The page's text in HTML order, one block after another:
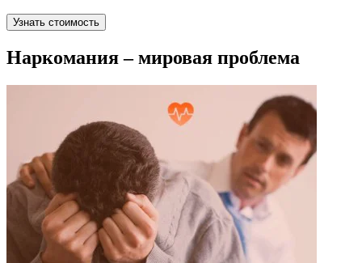
Узнать стоимость
Наркомания – мировая проблема